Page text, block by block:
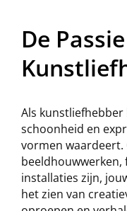
De
Als
schoonheid en
vormen waardeert.
installaties zijn,
het zien van